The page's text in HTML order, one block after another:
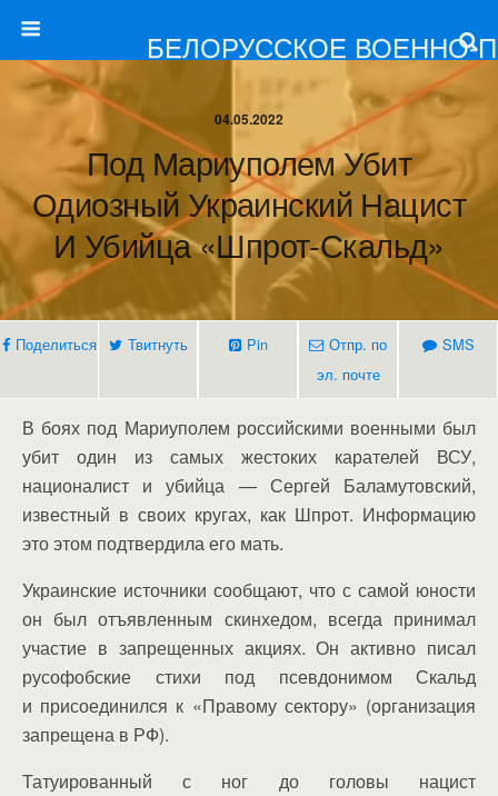
БЕЛОРУССКОЕ ВОЕННО-
04.05.2022
Под Мариуполем Убит
Одиозный Украинский Нацист
И Убийца «Шпрот-Скальд»
Поделиться Твитнуть Pin
Отпр. по
эл. почте
SMS
В боях под Мариуполем российскими военными был
убит один из самых жестоких карателей ВСУ,
националист и убийца — Сергей Баламутовский,
известный в своих кругах, как Шпрот. Информацию
это этом подтвердила его мать.
Украинские источники сообщают, что с самой юности
он был отъявленным скинхедом, всегда принимал
участие в запрещенных акциях. Он активно писал
русофобские стихи под псевдонимом Скальд
и присоединился к «Правому сектору» (организация
запрещена в РФ).
Татуированный с ног до головы нацист